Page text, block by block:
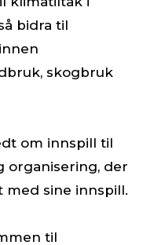
bidra til
skogbruk
om innspill til
organisering, der
med sine innspill.
til